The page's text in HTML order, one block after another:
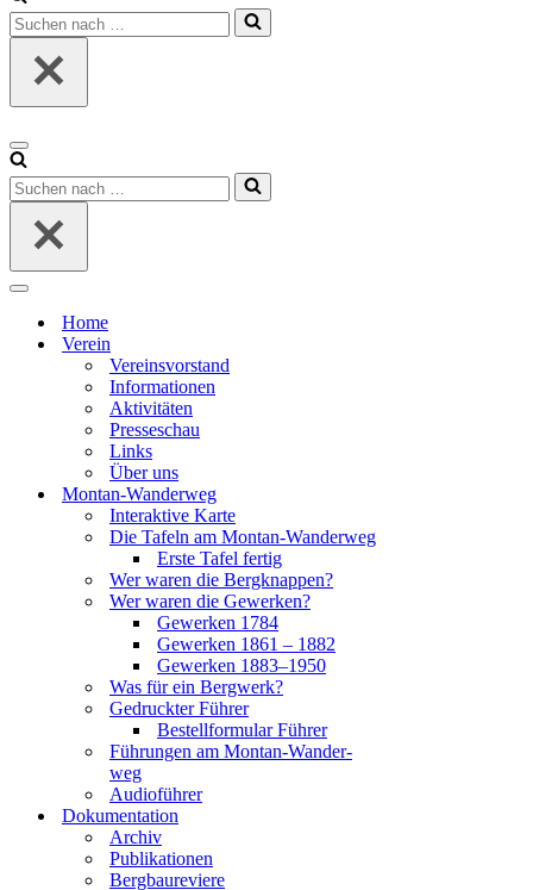
Suchen
nach …
Navigationsmenü
Suchen
nach …
Navigationsmenü
Home
Ver­ein
Ver­eins­vor­stand
Infor­ma­tio­nen
Akti­vi­tä­ten
Pres­se­schau
Links
Über uns
Mon­­tan-Wan­­der­­weg
Inter­ak­ti­ve Kar­te
Die Tafeln am Mon­­tan-Wan­­der­­weg
Ers­te Tafel fer­tig
Wer waren die Berg­knap­pen?
Wer waren die Gewer­ken?
Gewer­ken 1784
Gewer­ken 1861 – 1882
Gewer­ken 1883–1950
Was für ein Berg­werk?
Gedruck­ter Füh­rer
Bestell­for­mu­lar Füh­rer
Füh­run­gen am Mon­­tan-Wan­­der­­
weg
Audio­füh­rer
Doku­men­ta­ti­on
Archiv
Publi­ka­tio­nen
Berg­bau­re­vie­re